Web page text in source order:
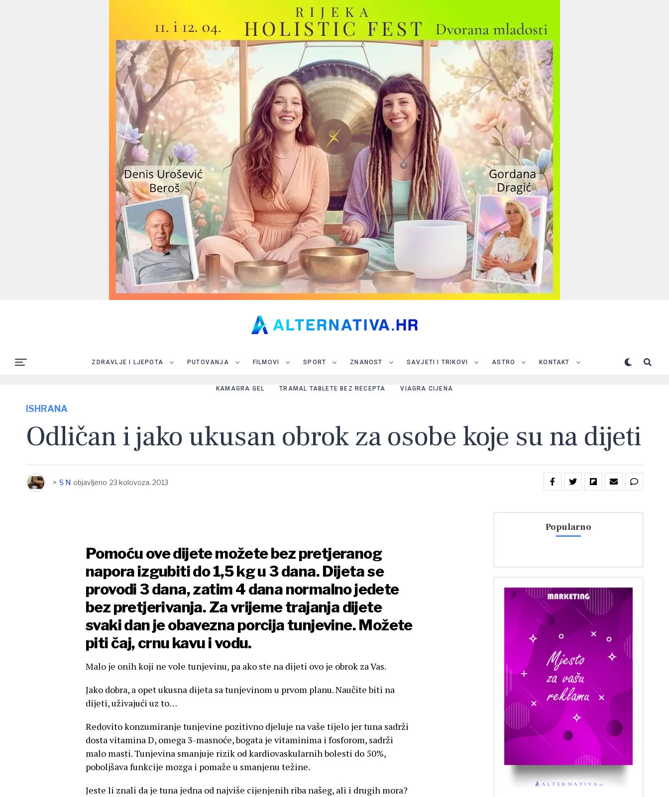
ZDRAVLJE I LJEPOTA PUTOVANJA FILMOVI SPORT ZNANOST SAVJETI I TRIKOVI ASTRO KONTAKT
KAMAGRA GEL TRAMAL TABLETE BEZ RECEPTA VIAGRA CIJENA
ISHRANA
Odličan i jako ukusan obrok za osobe koje su na dijeti
> S N objavljeno 23 kolovoza, 2013
Pomoću ove dijete možete bez pretjeranog
napora izgubiti do 1,5 kg u 3 dana. Dijeta se
provodi 3 dana, zatim 4 dana normalno jedete
bez pretjerivanja. Za vrijeme trajanja dijete
svaki dan je obavezna porcija tunjevine. Možete
piti čaj, crnu kavu i vodu.
Malo je onih koji ne vole tunjevinu, pa ako ste na dijeti ovo je obrok za Vas.
Jako dobra, a opet ukusna dijeta sa tunjevinom u prvom planu. Naučite biti na
dijeti, uživajući uz to…
Redovito konzumiranje tunjevine pozitivno djeluje na vaše tijelo jer tuna sadrži
dosta vitamina D, omega 3-masnoće, bogata je vitaminima i fosforom, sadrži
malo masti. Tunjevina smanjuje rizik od kardiovaskularnih bolesti do 50%,
poboljšava funkcije mozga i pomaže u smanjenu težine.
Jeste li znali da je tuna jedna od najviše cijenjenih riba našeg, ali i drugih mora?
Popularno